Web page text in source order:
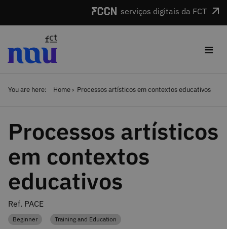
serviços digitais da FCT
≡
You are here: Home Processos artísticos em contextos educativos
Processos artísticos
em contextos
educativos
Ref. PACE
Category
Beginner Category
Training and Education